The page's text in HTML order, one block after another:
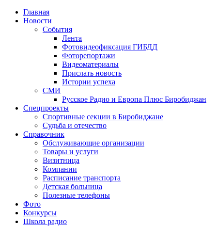
Главная
Новости
События
Лента
Фотовидеофиксация ГИБДД
Фоторепортажи
Видеоматериалы
Прислать новость
Истории успеха
СМИ
Русское Радио и Европа Плюс Биробиджан
Спецпроекты
Спортивные секции в Биробиджане
Судьба и отечество
Справочник
Обслуживающие организации
Товары и услуги
Визитница
Компании
Расписание транспорта
Детская больница
Полезные телефоны
Фото
Конкурсы
Школа радио